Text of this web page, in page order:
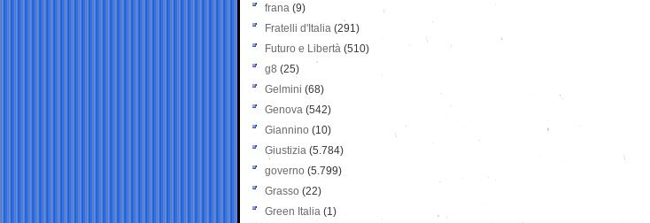
frana (9)
Fratelli d'Italia (291)
Futuro e Libertà (510)
g8 (25)
Gelmini (68)
Genova (542)
Giannino (10)
Giustizia (5.784)
governo (5.799)
Grasso (22)
Green Italia (1)